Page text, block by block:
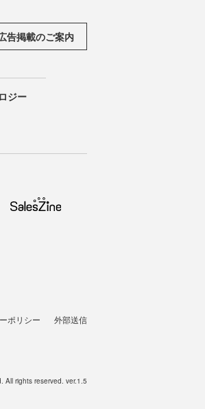
告掲載のご案内
ジー
ポリシー 外部送信
rights reserved. ver.1.5